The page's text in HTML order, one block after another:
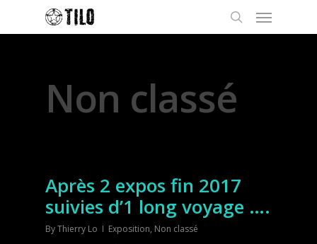
Non classé
Après 2 expos fin 2017
suivies d’1 long voyage ….
ByThierry Lo Exposition, Non classé